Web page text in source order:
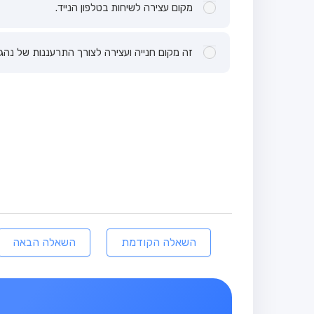
מקום עצירה לשיחות בטלפון הנייד.
זה מקום חנייה ועצירה לצורך התרעננות של נהג
השאלה הקודמת השאלה הבאה